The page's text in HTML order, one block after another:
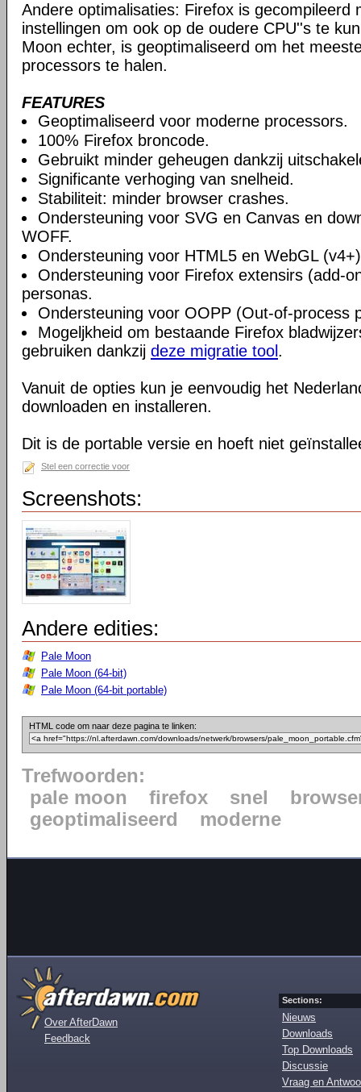
Andere optimalisaties: Firefox is gecompileerd
instellingen om ook op de oudere CPU''s te
Moon echter, is geoptimaliseerd om het
processors te halen.
FEATURES
Geoptimaliseerd voor moderne processors.
100% Firefox broncode.
Gebruikt minder geheugen dankzij
Significante verhoging van snelheid.
Stabiliteit: minder browser crashes.
Ondersteuning voor SVG en Canvas en
WOFF.
Ondersteuning voor HTML5 en WebGL
Ondersteuning voor Firefox extensirs (add-
personas.
Ondersteuning voor OOPP (Out-of-process
Mogeljkheid om bestaande Firefox
gebruiken dankzij deze migratie tool .
Vanuit de opties kun je eenvoudig het
downloaden en installeren.
Dit is de portable versie en hoeft niet
Stel een correctie voor
Screenshots:
Andere edities:
Pale Moon
Pale Moon (64-bit)
Pale Moon (64-bit portable)
HTML code om naar deze pagina te linken:
Trefwoorden:
pale moon
firefox snel
geoptimaliseerd
moderne
Over AfterDawn
Feedback
Sections:
Nieuws
Downloads
Top Downloads
Discussie
Vraag en